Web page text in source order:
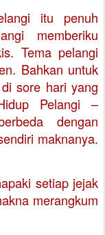
itu penuh
memberiku
Tema pelangi
Bahkan untuk
sore hari yang
Pelangi –
dengan
maknanya.
setiap jejak
merangkum